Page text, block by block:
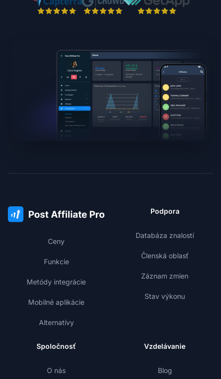
Ceny
Funkcie
Metódy integrácie
Mobilné aplikácie
Alternatívy
Podpora
Databáza znalostí
Členská oblasť
Záznam zmien
Stav výkonu
Spoločnosť
O nás
Vzdelávanie
Blog